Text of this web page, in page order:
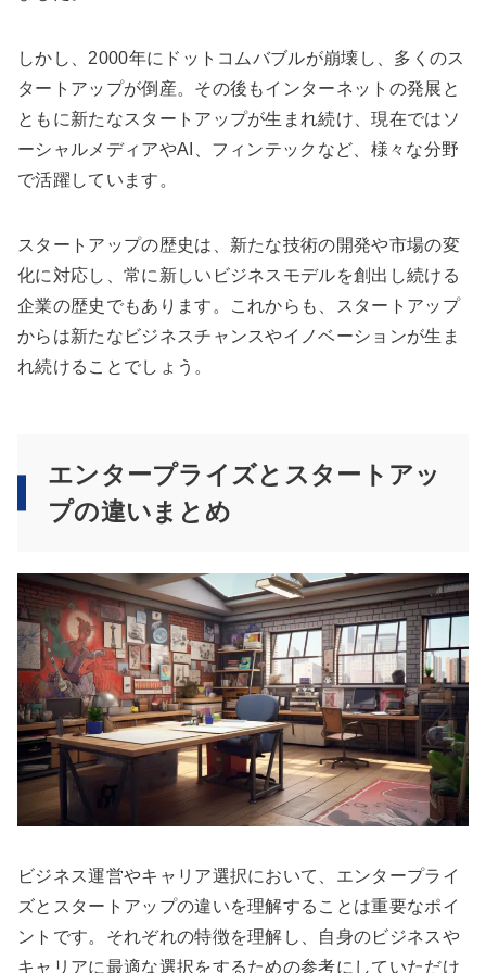
しかし、2000年にドットコムバブルが崩壊し、多くのス
タートアップが倒産。その後もインターネットの発展と
ともに新たなスタートアップが生まれ続け、現在ではソ
ーシャルメディアやAI、フィンテックなど、様々な分野
で活躍しています。
スタートアップの歴史は、新たな技術の開発や市場の変
化に対応し、常に新しいビジネスモデルを創出し続ける
企業の歴史でもあります。これからも、スタートアップ
からは新たなビジネスチャンスやイノベーションが生ま
れ続けることでしょう。
エンタープライズとスタートアッ
プの違いまとめ
ビジネス運営やキャリア選択において、エンタープライ
ズとスタートアップの違いを理解することは重要なポイ
ントです。それぞれの特徴を理解し、自身のビジネスや
キャリアに最適な選択をするための参考にしていただけ